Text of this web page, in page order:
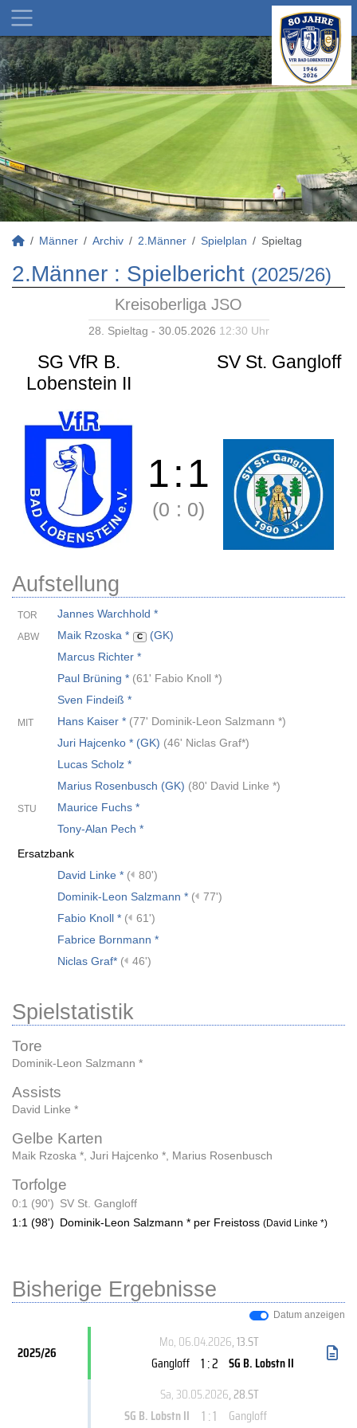
Männer Archiv 2.Männer Spielplan Spieltag
2.Männer : Spielbericht (2025/26)
Kreisoberliga JSO
28. Spieltag - 30.05.2026 12:30 Uhr
SG VfR B.
Lobenstein II
SV St. Gangloff
1:1
(0 : 0)
Aufstellung
TOR Jannes Warchhold *
ABW Maik Rzoska * C (GK)
Marcus Richter *
Paul Brüning * (61' Fabio Knoll *)
Sven Findeiß *
MIT Hans Kaiser * (77' Dominik-Leon Salzmann *)
Juri Hajcenko * (GK) (46' Niclas Graf*)
Lucas Scholz *
Marius Rosenbusch (GK) (80' David Linke *)
STU
Maurice Fuchs *
Tony-Alan Pech *
Ersatzbank
David Linke * (
80')
Dominik-Leon Salzmann * (
77')
Fabio Knoll * (
61')
Fabrice Bornmann *
Niclas Graf* ( 46')
Spielstatistik
Tore
Dominik-Leon Salzmann *
Assists
David Linke *
Gelbe Karten
Maik Rzoska * Juri Hajcenko * Marius Rosenbusch
Torfolge
0:1 (90') SV St. Gangloff
1:1 (98') Dominik-Leon Salzmann * per Freistoss (David Linke *)
Bisherige Ergebnisse
Datum anzeigen
2025/26
Mo, 06.04.2026, 13.ST
Gangloff 1 : 2 SG B. Lobstn II
Sa, 30.05.2026, 28.ST
SG B. Lobstn II
1 : 1 Gangloff